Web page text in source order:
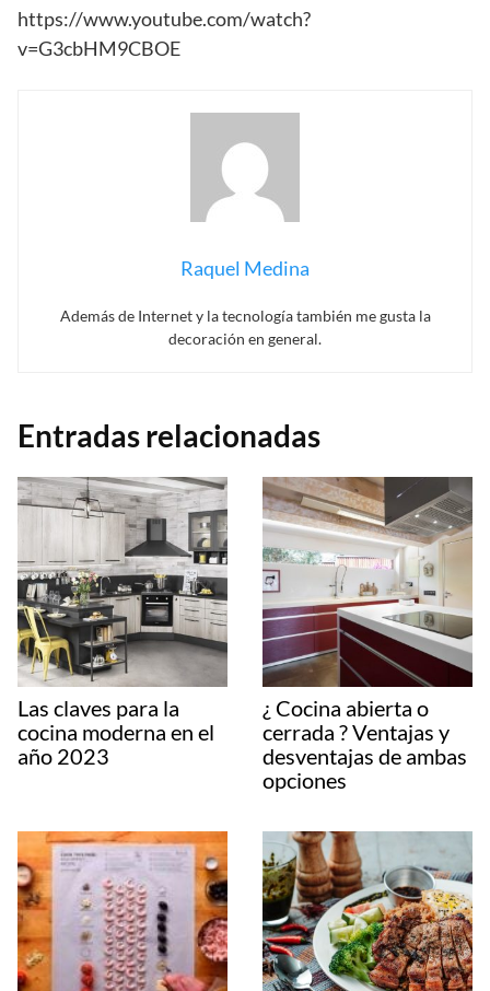
https://www.youtube.com/watch?
v=G3cbHM9CBOE
Raquel Medina
Además de Internet y la tecnología también me gusta la
decoración en general.
Entradas relacionadas
Las claves para la
cocina moderna en el
año 2023
¿ Cocina abierta o
cerrada ? Ventajas y
desventajas de ambas
opciones